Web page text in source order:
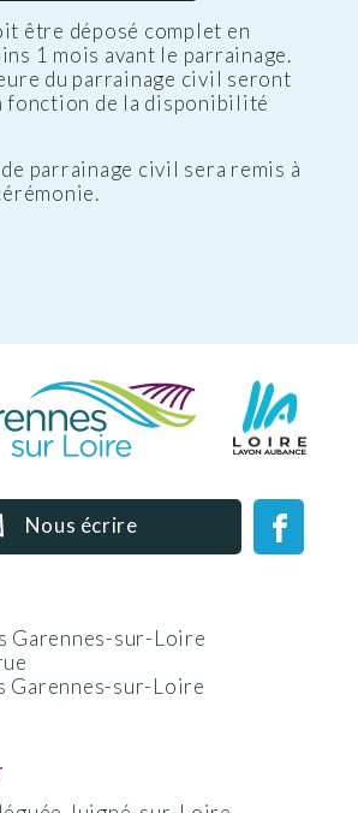
être déposé complet en
1 mois avant le parrainage.
du parrainage civil seront
fonction de la disponibilité
parrainage civil sera remis à
Nous écrire
Garennes-sur-Loire
Garennes-sur-Loire